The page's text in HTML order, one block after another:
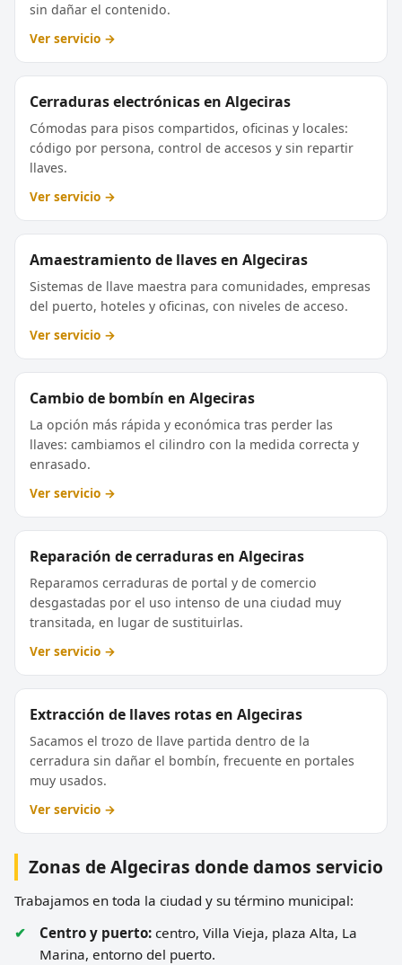
sin dañar el contenido.
Ver servicio →
Cerraduras electrónicas en Algeciras
Cómodas para pisos compartidos, oficinas y locales:
código por persona, control de accesos y sin repartir
llaves.
Ver servicio →
Amaestramiento de llaves en Algeciras
Sistemas de llave maestra para comunidades, empresas
del puerto, hoteles y oficinas, con niveles de acceso.
Ver servicio →
Cambio de bombín en Algeciras
La opción más rápida y económica tras perder las
llaves: cambiamos el cilindro con la medida correcta y
enrasado.
Ver servicio →
Reparación de cerraduras en Algeciras
Reparamos cerraduras de portal y de comercio
desgastadas por el uso intenso de una ciudad muy
transitada, en lugar de sustituirlas.
Ver servicio →
Extracción de llaves rotas en Algeciras
Sacamos el trozo de llave partida dentro de la
cerradura sin dañar el bombín, frecuente en portales
muy usados.
Ver servicio →
Zonas de Algeciras donde damos servicio
Trabajamos en toda la ciudad y su término municipal:
Centro y puerto: centro, Villa Vieja, plaza Alta, La
Marina, entorno del puerto.